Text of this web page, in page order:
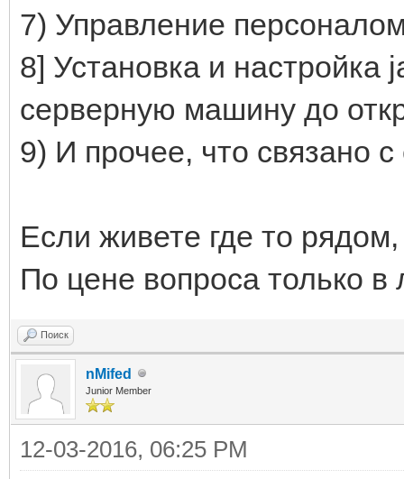
7) Управление
8] Установка и настройка
серверную машину до
9) И прочее, что связано
Если живете где то рядом,
По цене вопроса только в
Поиск
nMifed
Junior Member
12-03-2016, 06:25 PM